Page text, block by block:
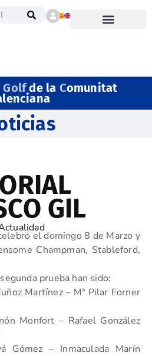
Golfde la Comunitat
GIL
el domingo 8 de Marzo y
Champman, Stableford,
prueba han sido:
Martínez – Mª Pilar Forner
Monfort – Rafael González
Gómez – Inmaculada Marín